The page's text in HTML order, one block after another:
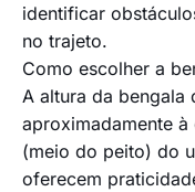
identificar
no trajeto.
Como escolher a
A altura da bengala
aproximadamente
(meio do peito) do
oferecem